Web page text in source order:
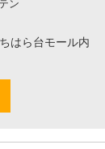
ン
はら台モール内